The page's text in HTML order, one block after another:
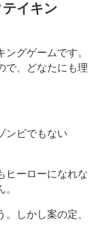
イキン
グゲームです。
で、どなたにも理
ンビでもない
ヒーローになれな
しかし案の定、